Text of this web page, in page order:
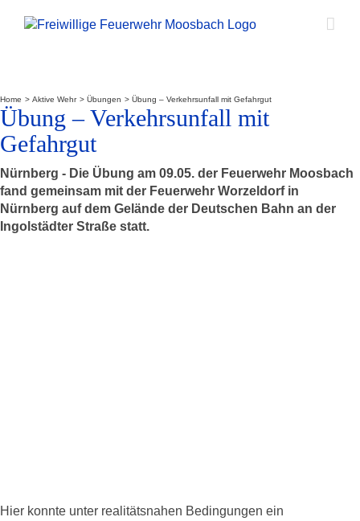
Inhalt
Home Aktive Wehr Übungen Übung – Verkehrsunfall mit Gefahrgut
Übung – Verkehrsunfall mit
Gefahrgut
Nürnberg - Die Übung am 09.05. der Feuerwehr Moosbach
fand gemeinsam mit der Feuerwehr Worzeldorf in
Nürnberg auf dem Gelände der Deutschen Bahn an der
Ingolstädter Straße statt.
Hier konnte unter realitätsnahen Bedingungen ein